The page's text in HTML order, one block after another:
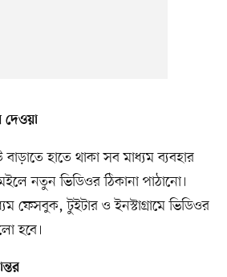
দেওয়া
হাতে থাকা সব মাধ্যম ব্যবহার
নতুন ভিডিওর ঠিকানা পাঠানো।
ফেসবুক, টুইটার ও ইনস্টাগ্রামে ভিডিওর
হবে।